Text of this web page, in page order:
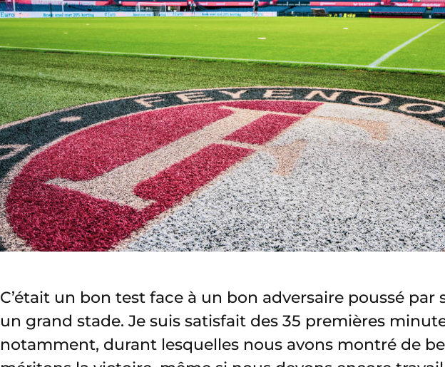
C’était un bon test face à un bon adversaire poussé par
un grand stade. Je suis satisfait des 35 premières
notamment, durant lesquelles nous avons montré de